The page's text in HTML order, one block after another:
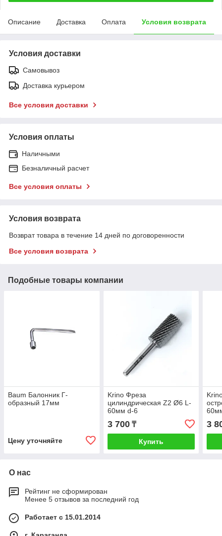
Описание Доставка Оплата Условия возврата
Условия доставки
Самовывоз
Доставка курьером
Все условия доставки
Условия оплаты
Наличными
Безналичный расчет
Все условия оплаты
Условия возврата
Возврат товара в течение 14 дней по договоренности
Все условия возврата
Подобные товары компании
Baum Балонник Г-
образный 17мм
Цену уточняйте
Krino Фреза
цилиндрическая Z2 Ø6 L-
60мм d-6
3 700₸
Купить
3
О нас
Рейтинг не сформирован
Менее 5 отзывов за последний год
Работает с 15.01.2014